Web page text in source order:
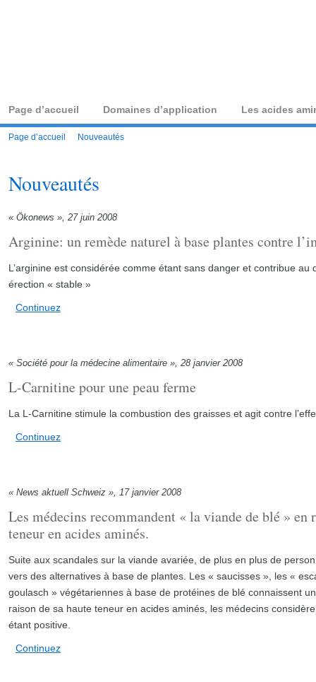
Page d’accueil Domaines d’application Les acides
Page d’accueil Nouveautés
Nouveautés
« Ökonews », 27 juin 2008
Arginine: un remède naturel à base plantes contre
L’arginine est considérée comme étant sans danger et contribue au
érection « stable »
Continuez
« Société pour la médecine alimentaire », 28 janvier 2008
L-Carnitine pour une peau ferme
La L-Carnitine stimule la combustion des graisses et agit contre
Continuez
« News aktuell Schweiz », 17 janvier 2008
Les médecins recommandent « la viande de blé » en
teneur en acides aminés.
Suite aux scandales sur la viande avariée, de plus en plus de
vers des alternatives à base de plantes. Les « saucisses », les «
goulasch » végétariennes à base de protéines de blé connaissent
raison de sa haute teneur en acides aminés, les médecins
étant positive.
Continuez